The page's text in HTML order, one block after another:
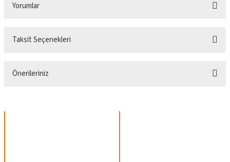
Yorumlar
Taksit Seçenekleri
Önerileriniz